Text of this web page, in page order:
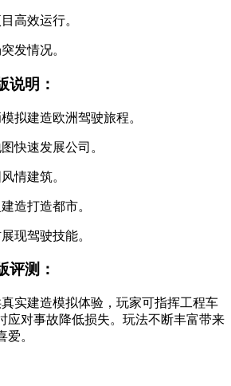
高效运行。
发情况。
说明：
拟建造欧洲驾驶旅程。
快速发展公司。
情建筑。
造打造都市。
现驾驶技能。
评测：
实建造模拟体验，玩家可指挥工程车
应对事故降低损失。玩法不断丰富带来
。